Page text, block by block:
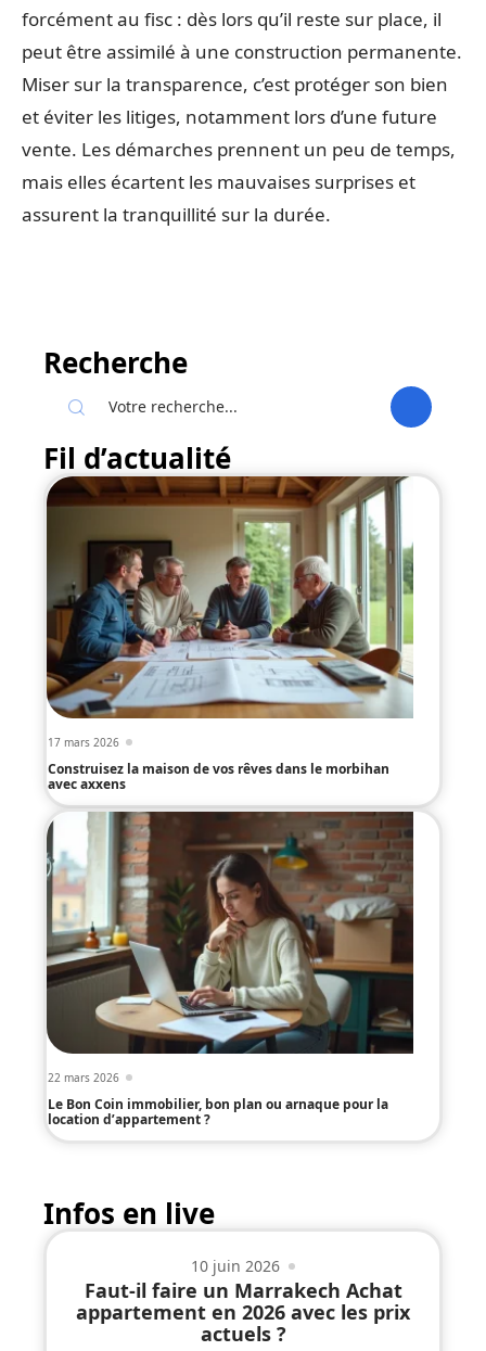
forcément au fisc : dès lors qu’il reste sur place, il
peut être assimilé à une construction permanente.
Miser sur la transparence, c’est protéger son bien
et éviter les litiges, notamment lors d’une future
vente. Les démarches prennent un peu de temps,
mais elles écartent les mauvaises surprises et
assurent la tranquillité sur la durée.
Recherche
Fil d’actualité
17 mars 2026
Construisez la maison de vos rêves dans le morbihan
avec axxens
22 mars 2026
Le Bon Coin immobilier, bon plan ou arnaque pour la
location d’appartement ?
Infos en live
10 juin 2026
Faut-il faire un Marrakech Achat
appartement en 2026 avec les prix
actuels ?